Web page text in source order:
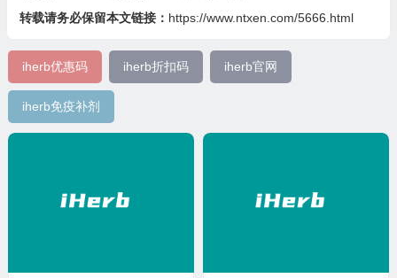
转载请务必保留本文链接： https://www.ntxen.com/5666.html
iherb优惠码 iherb折扣码 iherb官网
iherb免疫补剂